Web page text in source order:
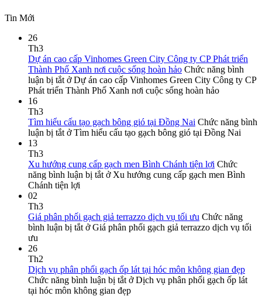
Tin Mới
26
Th3
Dự án cao cấp Vinhomes Green City Công ty CP Phát triển
Thành Phố Xanh nơi cuộc sống hoàn hảo Chức năng bình
luận bị tắt ở Dự án cao cấp Vinhomes Green City Công ty CP
Phát triển Thành Phố Xanh nơi cuộc sống hoàn hảo
16
Th3
Tìm hiểu cấu tạo gạch bông gió tại Đồng Nai Chức năng bình
luận bị tắt ở Tìm hiểu cấu tạo gạch bông gió tại Đồng Nai
13
Th3
Xu hướng cung cấp gạch men Bình Chánh tiện lợi Chức
năng bình luận bị tắt ở Xu hướng cung cấp gạch men Bình
Chánh tiện lợi
02
Th3
Giá phân phối gạch giả terrazzo dịch vụ tối ưu Chức năng
bình luận bị tắt ở Giá phân phối gạch giả terrazzo dịch vụ tối
ưu
26
Th2
Dịch vụ phân phối gạch ốp lát tại hóc môn không gian đẹp
Chức năng bình luận bị tắt ở Dịch vụ phân phối gạch ốp lát
tại hóc môn không gian đẹp